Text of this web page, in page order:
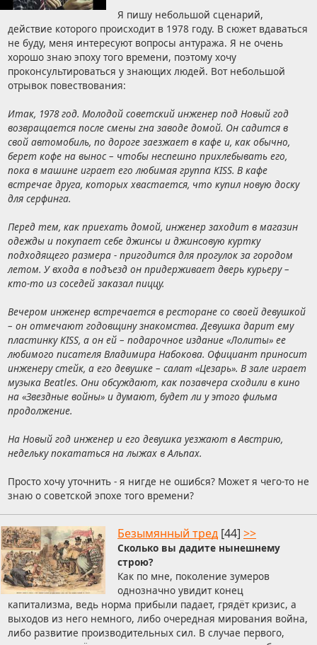
Я пишу небольшой сценарий,
действие которого происходит в 1978 году. В сюжет вдаваться
не буду, меня интересуют вопросы антуража. Я не очень
хорошо знаю эпоху того времени, поэтому хочу
проконсультироваться у знающих людей. Вот небольшой
отрывок повествования:
Итак, 1978 год. Молодой советский инженер под Новый год
возвращается после смены zна заводе домой. Он садится в
свой автомобиль, по дороге заезжает в кафе и, как обычно,
берет кофе на вынос – чтобы неспешно прихлебывать его,
пока в машине играет его любимая группа KISS. В кафе
встречае друга, которых хвастается, что купил новую доску
для серфинга.
Перед тем, как приехать домой, инженер заходит в магазин
одежды и покупает себе джинсы и джинсовую куртку
подходящего размера - пригодится для прогулок за городом
летом. У входа в подъезд он придерживает дверь курьеру –
кто-то из соседей заказал пиццу.
Вечером инженер встречается в ресторане со своей девушкой
– он отмечают годовщину знакомства. Девушка дарит ему
пластинку KISS, а он ей – подарочное издание «Лолиты» ее
любимого писателя Владимира Набокова. Официант приносит
инженеру стейк, а его девушке – салат «Цезарь». В зале играет
музыка Beatles. Они обсуждают, как позавчера сходили в кино
на «Звездные войны» и думают, будет ли у этого фильма
продолжение.
На Новый год инженер и его девушка уезжают в Австрию,
недельку покататься на лыжах в Альпах.
Просто хочу уточнить - я нигде не ошибся? Может я чего-то не
знаю о советской эпохе того времени?
Безымянный тред [44] >>
Сколько вы дадите нынешнему
строю?
Как по мне, поколение зумеров
однозначно увидит конец
капитализма, ведь норма прибыли падает, грядёт кризис, а
выходов из него немного, либо очередная мирования война,
либо развитие производительных сил. В случае первого,